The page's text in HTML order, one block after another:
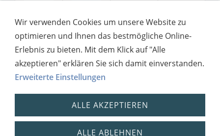
Wir verwenden Cookies um unsere Website zu
optimieren und Ihnen das bestmögliche Online-
Erlebnis zu bieten. Mit dem Klick auf "Alle
akzeptieren" erklären Sie sich damit einverstanden.
Erweiterte Einstellungen
ALLE AKZEPTIEREN
ALLE ABLEHNEN